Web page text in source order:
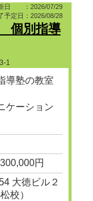
日 ：2026/07/29
予定日：2026/08/28
個別指導
1
導塾の教室
ケーション
円
大徳ビル２
校）